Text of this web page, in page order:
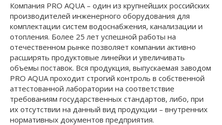
Компания PRO AQUA – один из крупнейших российских
производителей инженерного оборудования для
комплектации систем водоснабжения, канализации и
отопления. Более 25 лет успешной работы на
отечественном рынке позволяет компании активно
расширять продуктовые линейки и увеличивать
объемы поставок. Вся продукция, выпускаемая заводом
PRO AQUA проходит строгий контроль в собственной
аттестованной лаборатории на соответствие
требованиям государственных стандартов, либо, при
их отсутствии на данный вид продукции – внутренних
нормативных документов предприятия.